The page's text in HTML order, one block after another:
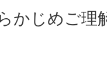
かじめご